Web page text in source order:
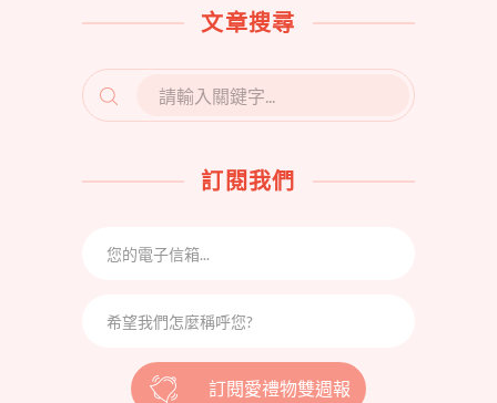
文章搜尋
SEARCH
FOR:
訂閱我們
訂閱愛禮物雙週報